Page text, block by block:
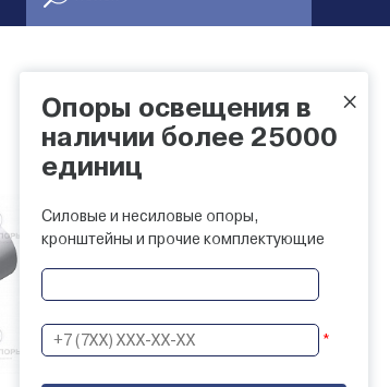
НАЛИЧИЕ НА СКЛАДЕ ×
Опоры освещения в
наличии более 25000
единиц
Силовые и несиловые опоры,
кронштейны и прочие комплектующие
*